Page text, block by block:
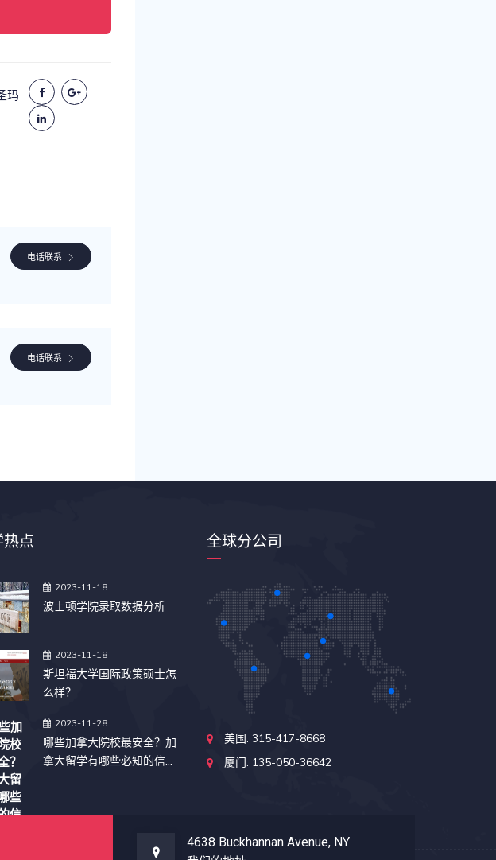
玛
电话联系
电话联系
热点
2023-11-18
波士顿学院录取数据分析
2023-11-18
斯坦福大学国际政策硕士怎
么样？
2023-11-28
哪些加拿大院校最安全？加
拿大留学有哪些必知的信
全球分公司
美国: 315-417-8668
厦门: 135-050-36642
4638 Buckhannan Avenue, NY